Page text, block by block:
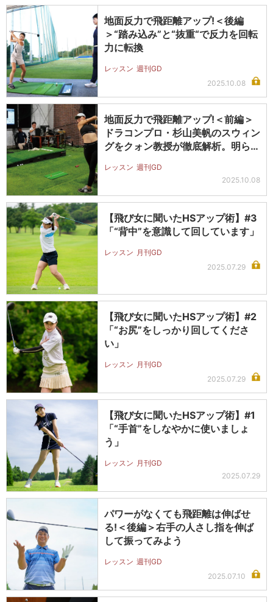
地面反力で飛距離アップ!＜後編
＞“踏み込み”と“抜重“で反力を回転
力に転換
レッスン 週刊GD
2025.10.08
地面反力で飛距離アップ!＜前編＞
ドラコンプロ・杉山美帆のスウィン
グをクォン教授が徹底解析。明らか
レッスン 週刊GD
2025.10.08
【飛び女に聞いたHSアップ術】#3
「“背中”を意識して回しています」
レッスン 月刊GD
2025.07.29
【飛び女に聞いたHSアップ術】#2
「“お尻”をしっかり回してくださ
い」
レッスン 月刊GD
2025.07.29
【飛び女に聞いたHSアップ術】#1
「“手首”をしなやかに使いましょ
う」
レッスン 月刊GD
2025.07.29
パワーがなくても飛距離は伸ばせ
る!＜後編＞右手の人さし指を伸ば
して振ってみよう
レッスン 週刊GD
2025.07.10